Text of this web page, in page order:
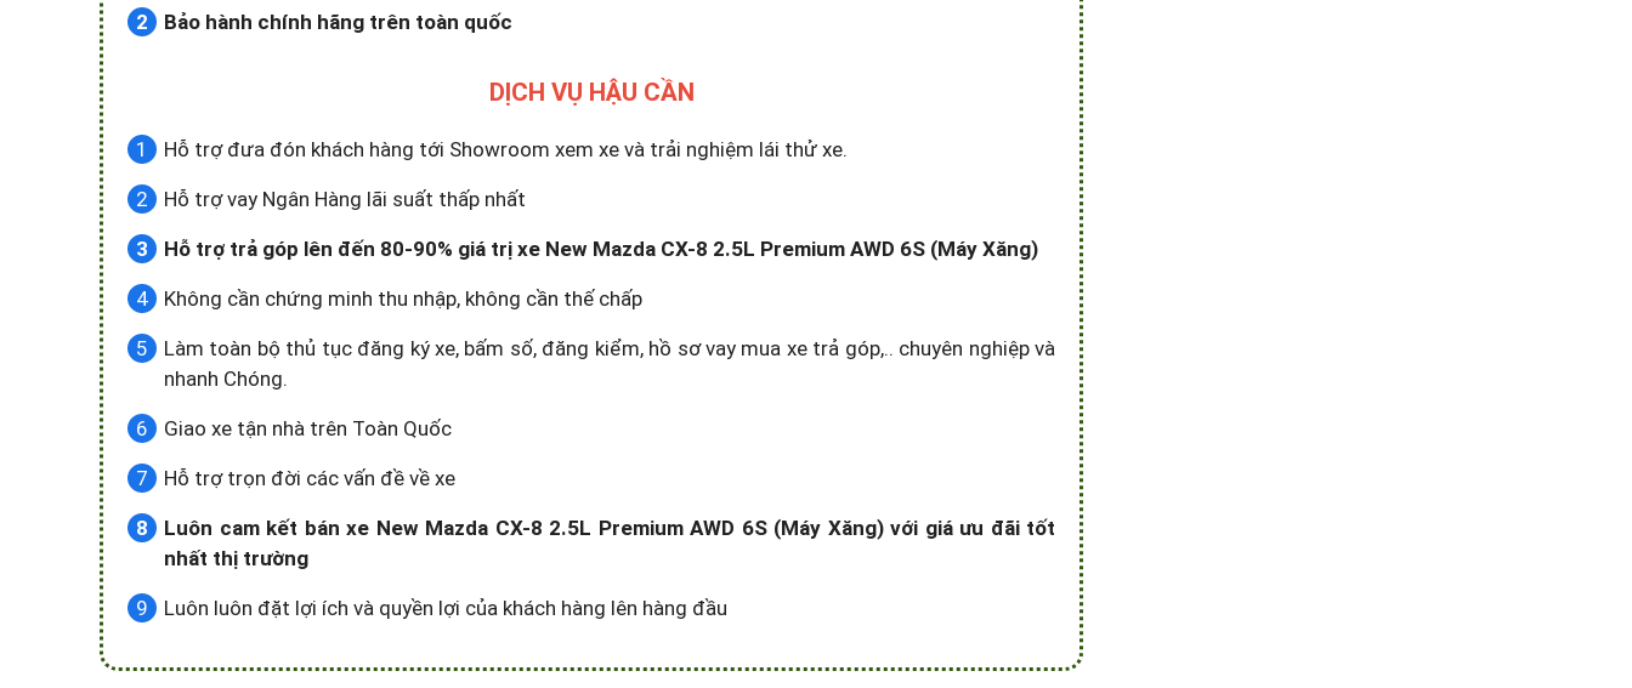
Bảo hành chính hãng trên toàn quốc
DỊCH VỤ HẬU CẦN
Hỗ trợ đưa đón khách hàng tới Showroom xem xe và trải nghiệm lái thử xe.
Hỗ trợ vay Ngân Hàng lãi suất thấp nhất
Hỗ trợ trả góp lên đến 80-90% giá trị xe New Mazda CX-8 2.5L Premium AWD 6S (Máy Xăng)
Không cần chứng minh thu nhập, không cần thế chấp
Làm toàn bộ thủ tục đăng ký xe, bấm số, đăng kiểm, hồ sơ vay mua xe trả góp,.. chuyên nghiệp và
nhanh Chóng.
Giao xe tận nhà trên Toàn Quốc
Hỗ trợ trọn đời các vấn đề về xe
Luôn cam kết bán xe New Mazda CX-8 2.5L Premium AWD 6S (Máy Xăng) với giá ưu đãi tốt
nhất thị trường
Luôn luôn đặt lợi ích và quyền lợi của khách hàng lên hàng đầu